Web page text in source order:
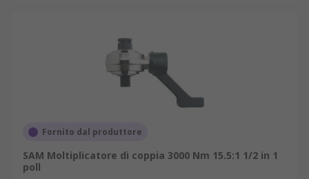
Fornito dal produttore
SAM Moltiplicatore di coppia 3000 Nm 15.5:1 1/2 in 1
poll